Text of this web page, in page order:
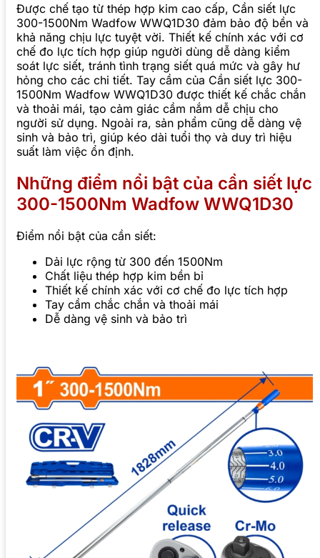
Được chế tạo từ thép hợp kim cao cấp, Cần siết lực
300-1500Nm Wadfow WWQ1D30 đảm bảo độ bền và
khả năng chịu lực tuyệt vời. Thiết kế chính xác với cơ
chế đo lực tích hợp giúp người dùng dễ dàng kiểm
soát lực siết, tránh tình trạng siết quá mức và gây hư
hỏng cho các chi tiết. Tay cầm của Cần siết lực 300-
1500Nm Wadfow WWQ1D30 được thiết kế chắc chắn
và thoải mái, tạo cảm giác cầm nắm dễ chịu cho
người sử dụng. Ngoài ra, sản phẩm cũng dễ dàng vệ
sinh và bảo trì, giúp kéo dài tuổi thọ và duy trì hiệu
suất làm việc ổn định.
Những điểm nổi bật của cần siết lực
300-1500Nm Wadfow WWQ1D30
Điểm nổi bật của cần siết:
Dải lực rộng từ 300 đến 1500Nm
Chất liệu thép hợp kim bền bỉ
Thiết kế chính xác với cơ chế đo lực tích hợp
Tay cầm chắc chắn và thoải mái
Dễ dàng vệ sinh và bảo trì